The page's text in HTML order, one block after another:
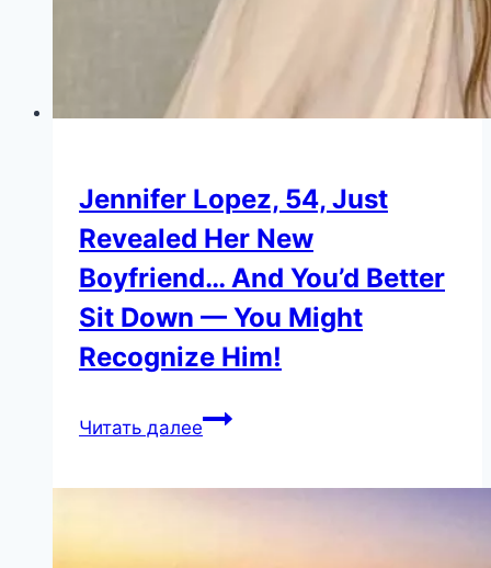
Jennifer Lopez, 54, Just
Revealed Her New
Boyfriend… And You’d Better
Sit Down — You Might
Recognize Him!
Читать далееJennifer